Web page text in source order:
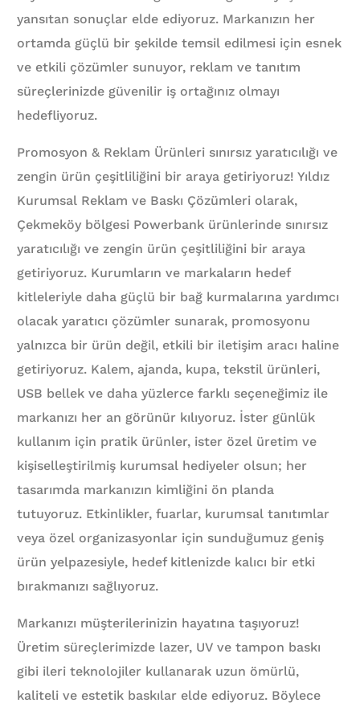
yansıtan sonuçlar elde ediyoruz. Markanızın her
ortamda güçlü bir şekilde temsil edilmesi için esnek
ve etkili çözümler sunuyor, reklam ve tanıtım
süreçlerinizde güvenilir iş ortağınız olmayı
hedefliyoruz.
Promosyon & Reklam Ürünleri sınırsız yaratıcılığı ve
zengin ürün çeşitliliğini bir araya getiriyoruz! Yıldız
Kurumsal Reklam ve Baskı Çözümleri olarak,
Çekmeköy bölgesi Powerbank ürünlerinde sınırsız
yaratıcılığı ve zengin ürün çeşitliliğini bir araya
getiriyoruz. Kurumların ve markaların hedef
kitleleriyle daha güçlü bir bağ kurmalarına yardımcı
olacak yaratıcı çözümler sunarak, promosyonu
yalnızca bir ürün değil, etkili bir iletişim aracı haline
getiriyoruz. Kalem, ajanda, kupa, tekstil ürünleri,
USB bellek ve daha yüzlerce farklı seçeneğimiz ile
markanızı her an görünür kılıyoruz. İster günlük
kullanım için pratik ürünler, ister özel üretim ve
kişiselleştirilmiş kurumsal hediyeler olsun; her
tasarımda markanızın kimliğini ön planda
tutuyoruz. Etkinlikler, fuarlar, kurumsal tanıtımlar
veya özel organizasyonlar için sunduğumuz geniş
ürün yelpazesiyle, hedef kitlenizde kalıcı bir etki
bırakmanızı sağlıyoruz.
Markanızı müşterilerinizin hayatına taşıyoruz!
Üretim süreçlerimizde lazer, UV ve tampon baskı
gibi ileri teknolojiler kullanarak uzun ömürlü,
kaliteli ve estetik baskılar elde ediyoruz. Böylece